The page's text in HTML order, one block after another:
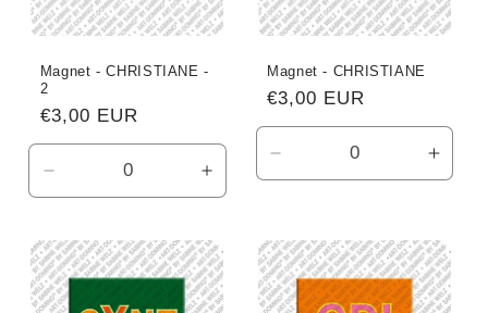
Magnet - CHRISTIANE -
2
Normaler
Preis
€3,00 EUR
Verringere
die
für
Default
Title
Erhöhe
die
für
Default
Title
Magnet - CHRISTIANE
Normaler
Preis
€3,00 EUR
Verringere
die
für
Default
Title
die
für
Title